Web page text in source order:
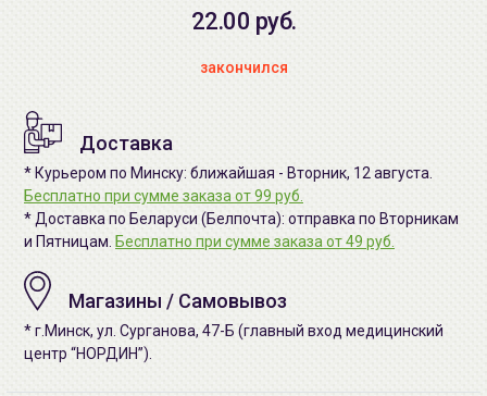
22.00 руб.
закончился
Доставка
* Курьером по Минску: ближайшая - Вторник, 12 августа.
Бесплатно при сумме заказа от 99 руб.
* Доставка по Беларуси (Белпочта): отправка по Вторникам
и Пятницам. Бесплатно при сумме заказа от 49 руб.
Магазины / Самовывоз
* г.Минск, ул. Сурганова, 47-Б (главный вход медицинский
центр “НОРДИН”).